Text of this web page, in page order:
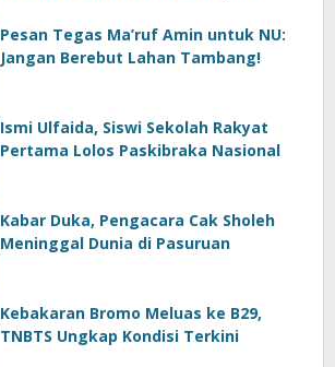
Pesan Tegas Ma’ruf Amin untuk NU:
Jangan Berebut Lahan Tambang!
Ismi Ulfaida, Siswi Sekolah Rakyat
Pertama Lolos Paskibraka Nasional
Kabar Duka, Pengacara Cak Sholeh
Meninggal Dunia di Pasuruan
Kebakaran Bromo Meluas ke B29,
TNBTS Ungkap Kondisi Terkini